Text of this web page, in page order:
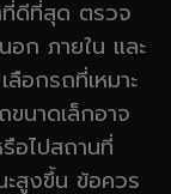
ที่ดีที่สุด ตรวจ
ก ภายใน และ
อกรถที่เหมาะ
ขนาดเล็กอาจ
อไปสถานที่
สูงขึ้น ข้อควร